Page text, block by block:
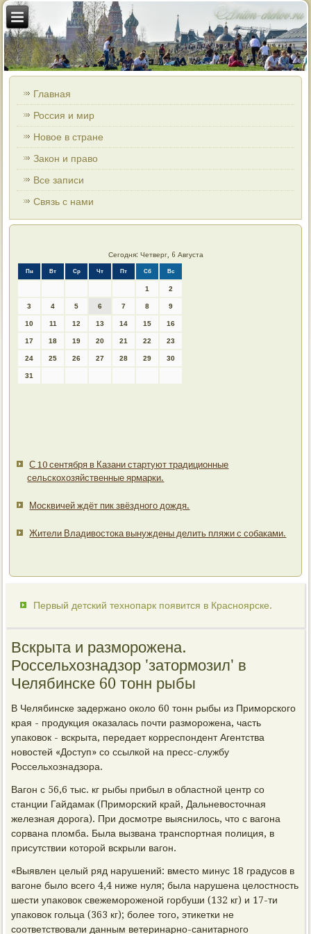
Главная
Россия и мир
Новое в стране
Закон и право
Все записи
Связь с нами
Сегодня: Четверг, 6 Августа
Пн Вт Ср Чт Пт Сб Вс
1 2
3 4 5 6 7 8 9
10 11 12 13 14 15 16
17 18 19 20 21 22 23
24 25 26 27 28 29 30
31
С 10 сентября в Казани стартуют традиционные
сельскохозяйственные ярмарки.
Москвичей ждёт пик звёздного дождя.
Жители Владивостока вынуждены делить пляжи с собаками.
Первый детский технопарк появится в Красноярске.
Вскрыта и разморожена.
Россельхознадзор 'затормозил' в
Челябинске 60 тонн рыбы
В Челябинске задержано около 60 тонн рыбы из Приморского
края - продукция оказалась почти разморожена, часть
упаковок - вскрыта, передает корреспондент Агентства
новостей «Доступ» со ссылкой на пресс-службу
Россельхознадзора.
Вагон с 56,6 тыс. кг рыбы прибыл в областной центр со
станции Гайдамак (Приморский край, Дальневосточная
железная дорога). При досмотре выяснилось, что с вагона
сорвана пломба. Была вызвана транспортная полиция, в
присутствии которой вскрыли вагон.
«Выявлен целый ряд нарушений: вместо минус 18 градусов в
вагоне было всего 4,4 ниже нуля; была нарушена целостность
шести упаковок свежемороженой горбуши (132 кг) и 17-ти
упаковок гольца (363 кг); более того, этикетки не
соответствовали данным ветеринарно-санитарного